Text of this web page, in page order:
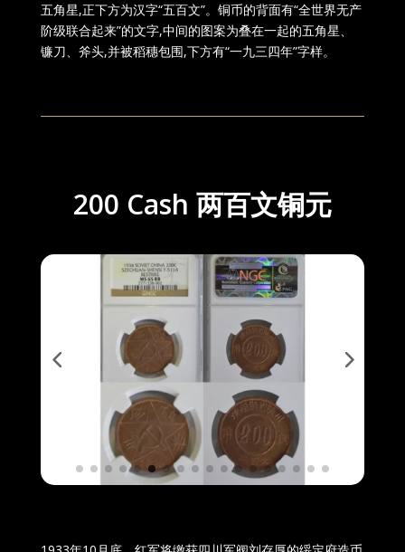
五角星,正下方为汉字“五百文”。铜币的背面有“全世界无产
阶级联合起来”的文字,中间的图案为叠在一起的五角星、
镰刀、斧头,并被稻穗包围,下方有“一九三四年”字样。
200 Cash 两百文铜元